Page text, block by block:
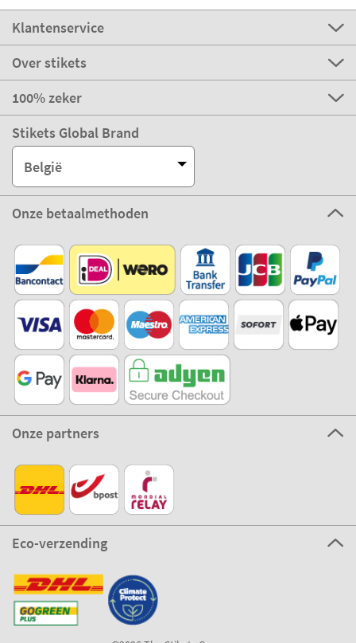
Klantenservice
Over stikets
100% zeker
Stikets Global Brand
België
Onze betaalmethoden
Onze partners
Eco-verzending